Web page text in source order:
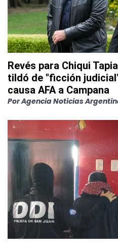
Revés para Chiqui
tildó de "ficción
causa AFA a Campana
PorAgencia Noticias